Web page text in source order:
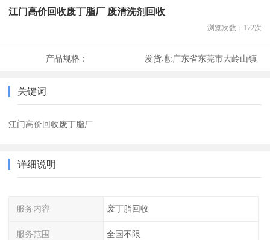
江门高价回收废丁脂厂 废清洗剂回收
浏览次数： 172次
产品规格： 发货地:广东省东莞市大岭山镇
关键词
江门高价回收废丁脂厂
详细说明
服务内容 废丁脂回收
服务范围 全国不限